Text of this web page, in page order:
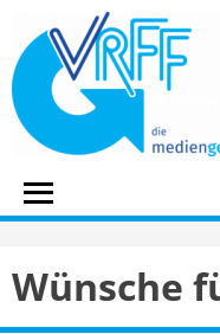
content
Wünsche